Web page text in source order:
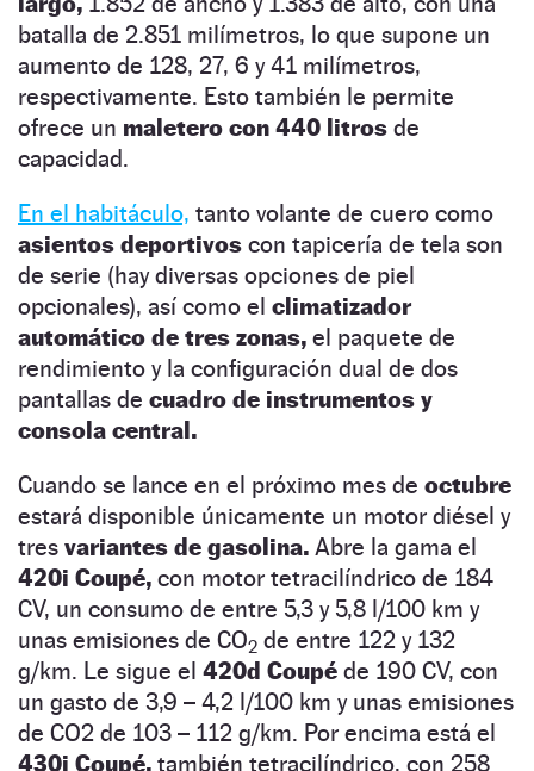
batalla de 2.851 milímetros, lo que supone un
aumento de 128, 27, 6 y 41 milímetros,
respectivamente. Esto también le permite
ofrece un maletero con 440 litros de
capacidad.
En el habitáculo, tanto volante de cuero como
asientos deportivos con tapicería de tela son
de serie (hay diversas opciones de piel
opcionales), así como el climatizador
automático de tres zonas, el paquete de
rendimiento y la configuración dual de dos
pantallas de cuadro de instrumentos y
consola central.
Cuando se lance en el próximo mes de octubre
estará disponible únicamente un motor diésel y
tres variantes de gasolina. Abre la gama el
420i Coupé, con motor tetracilíndrico de 184
CV, un consumo de entre 5,3 y 5,8 l/100 km y
unas emisiones de CO2 de entre 122 y 132
g/km. Le sigue el 420d Coupé de 190 CV, con
un gasto de 3,9 – 4,2 l/100 km y unas emisiones
de CO2 de 103 – 112 g/km. Por encima está el
430i Coupé, también tetracilíndrico, con 258